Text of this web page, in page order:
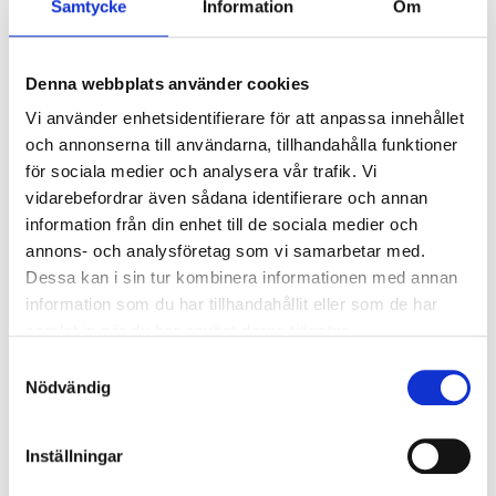
Samtycke Information Om
Denna webbplats använder cookies
Vi använder enhetsidentifierare för att anpassa innehållet
och annonserna till användarna, tillhandahålla funktioner
för sociala medier och analysera vår trafik. Vi
vidarebefordrar även sådana identifierare och annan
information från din enhet till de sociala medier och
annons- och analysföretag som vi samarbetar med.
Dessa kan i sin tur kombinera informationen med annan
information som du har tillhandahållit eller som de har
Nödvändig
Inställningar
Ljusstyrning
Sensor:
Mikrovågssensor
Nödljus
Nödljus: Nej
Anslutning
Dubbla införingshål på armaturens baksida
centrum. 230V reläutgång från sensorn för